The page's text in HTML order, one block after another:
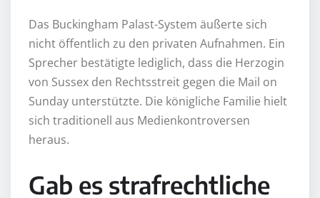
Das Buckingham Palast-System äußerte sich
nicht öffentlich zu den privaten Aufnahmen. Ein
Sprecher bestätigte lediglich, dass die Herzogin
von Sussex den Rechtsstreit gegen die Mail on
Sunday unterstützte. Die königliche Familie hielt
sich traditionell aus Medienkontroversen
heraus.
Gab es strafrechtliche